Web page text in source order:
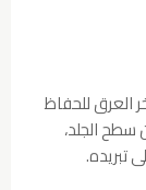
العرق للحفاظ
سطح الجلد،
تبريده.